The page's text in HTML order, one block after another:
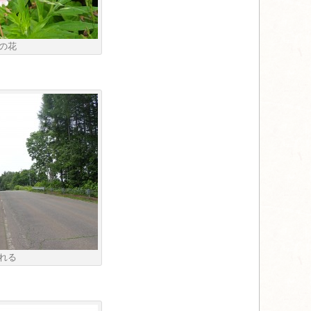
花
る